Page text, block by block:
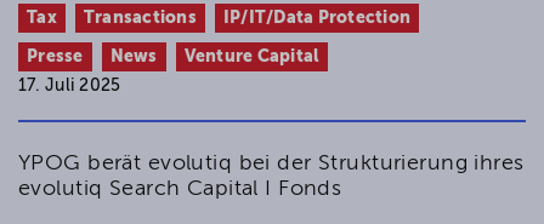
Schatz)
Tax Transactions IP/IT/Data Protection
Presse News
Venture Capital
17. Juli 2025
YPOG berät evolutiq bei der Strukturierung ihres
evolutiq Search Capital I Fonds